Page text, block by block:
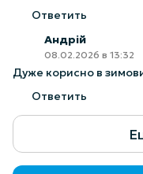
Ответить
Андрій
08.02.2026 в 13:32
Дуже корисно в
Ответить